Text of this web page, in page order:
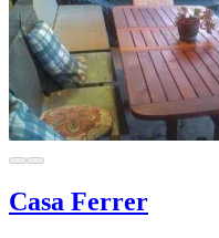
Casa Ferrer